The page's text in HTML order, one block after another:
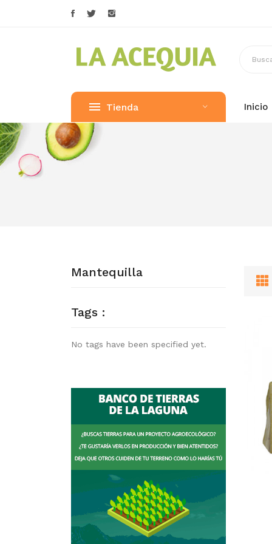
Tienda Inicio
Mantequilla
Tags :
No tags have been specified yet.